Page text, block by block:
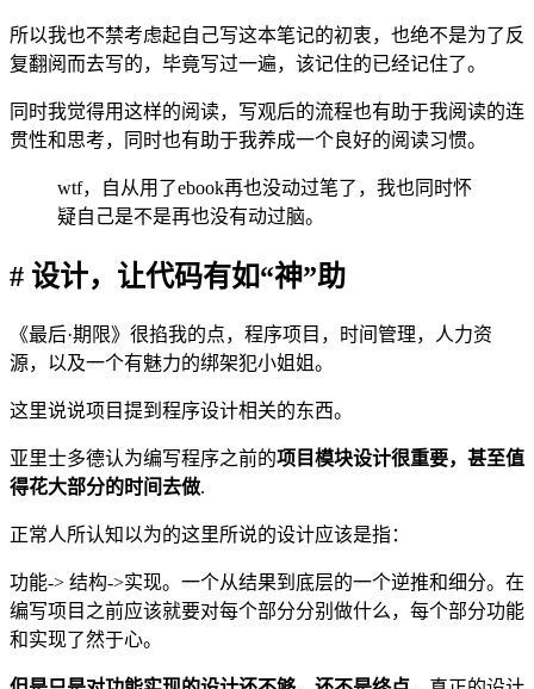
所以我也不禁考虑起自己写这本笔记的初衷，也绝不是为了反
复翻阅而去写的，毕竟写过一遍，该记住的已经记住了。
同时我觉得用这样的阅读，写观后的流程也有助于我阅读的连
贯性和思考，同时也有助于我养成一个良好的阅读习惯。
wtf，自从用了ebook再也没动过笔了，我也同时怀
疑自己是不是再也没有动过脑。
# 设计，让代码有如“神”助
《最后·期限》很掐我的点，程序项目，时间管理，人力资
源，以及一个有魅力的绑架犯小姐姐。
这里说说项目提到程序设计相关的东西。
亚里士多德认为编写程序之前的项目模块设计很重要，甚至值
得花大部分的时间去做.
正常人所认知以为的这里所说的设计应该是指：
功能-> 结构->实现。一个从结果到底层的一个逆推和细分。在
编写项目之前应该就要对每个部分分别做什么，每个部分功能
和实现了然于心。